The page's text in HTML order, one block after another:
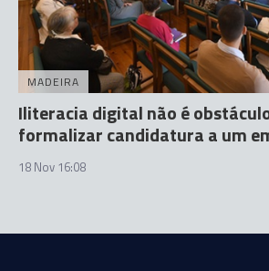
MADEIRA
Iliteracia digital não é
formalizar candidatura a um
18 Nov 16:08